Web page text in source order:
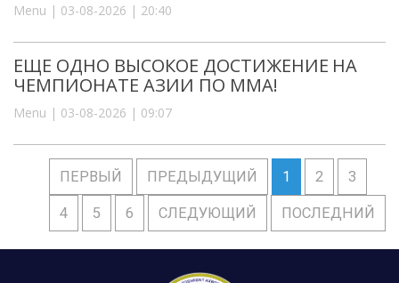
Menu | 03-08-2026 | 20:40
ЕЩЕ ОДНО ВЫСОКОЕ ДОСТИЖЕНИЕ НА
ЧЕМПИОНАТЕ АЗИИ ПО ММА!
Menu | 03-08-2026 | 09:07
ПЕРВЫЙ ПРЕДЫДУЩИЙ 1 2 3
4 5 6 СЛЕДУЮЩИЙ ПОСЛЕДНИЙ